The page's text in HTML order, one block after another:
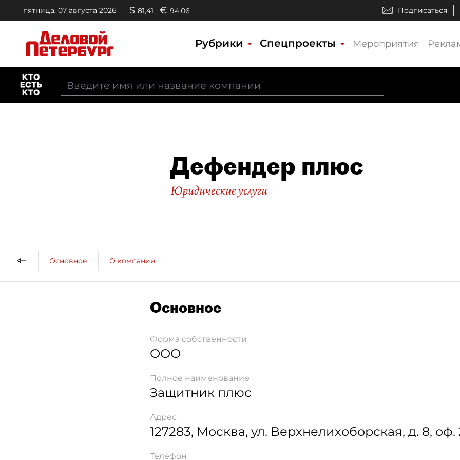
пятница, 07 августа 2026 $ 81,41 € 94,06 Подписаться
Рубрики Спецпроекты Мероприятия
Дефендер плюс
Юридические услуги
Основное О компании
Основное
Форма собственности
ООО
Полное наименование
Защитник плюс
Адрес
127283, Москва, ул. Верхнелихоборская, д. 8, оф.
Телефон